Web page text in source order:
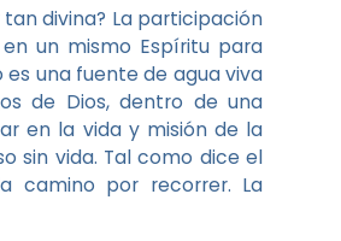
divina? La participación
un mismo Espíritu para
es una fuente de agua viva
de Dios, dentro de una
en la vida y misión de la
sin vida. Tal como dice el
camino por recorrer. La